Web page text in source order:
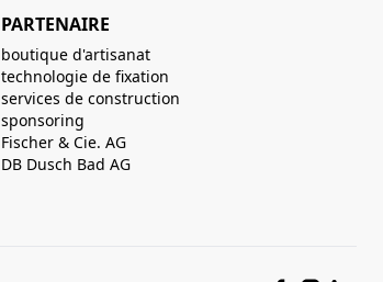
PARTENAIRE
boutique d'artisanat
technologie de fixation
services de construction
sponsoring
Fischer & Cie. AG
DB Dusch Bad AG